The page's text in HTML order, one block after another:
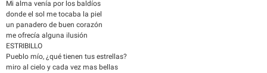
Mi alma venía por los baldíos
donde el sol me tocaba la piel
un panadero de buen corazón
me ofrecía alguna ilusión
ESTRIBILLO
Pueblo mío, ¿qué tienen tus estrellas?
miro al cielo y cada vez mas bellas